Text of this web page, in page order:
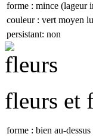
forme : mince (lageur
couleur : vert moyen
persistant: non
fleurs et
forme : bien au-